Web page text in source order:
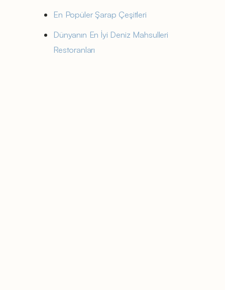
En Popüler Şarap Çeşitleri
Dünyanın En İyi Deniz Mahsulleri
Restoranları